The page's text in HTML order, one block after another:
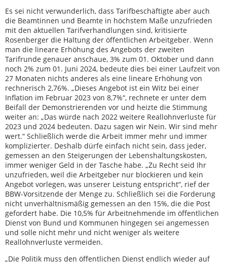
Es sei nicht verwunderlich, dass Tarifbeschäftigte aber auch
die Beamtinnen und Beamte in höchstem Maße unzufrieden
mit den aktuellen Tarifverhandlungen sind, kritisierte
Rosenberger die Haltung der öffentlichen Arbeitgeber. Wenn
man die lineare Erhöhung des Angebots der zweiten
Tarifrunde genauer anschaue, 3% zum 01. Oktober und dann
noch 2% zum 01. Juni 2024, bedeute dies bei einer Laufzeit von
27 Monaten nichts anderes als eine lineare Erhöhung von
rechnerisch 2,76%. „Dieses Angebot ist ein Witz bei einer
Inflation im Februar 2023 von 8,7%“, rechnete er unter dem
Beifall der Demonstrierenden vor und heizte die Stimmung
weiter an: „Das würde nach 2022 weitere Reallohnverluste für
2023 und 2024 bedeuten. Dazu sagen wir Nein. Wir sind mehr
wert.“ Schließlich werde die Arbeit immer mehr und immer
komplizierter. Deshalb dürfe einfach nicht sein, dass jeder,
gemessen an den Steigerungen der Lebenshaltungskosten,
immer weniger Geld in der Tasche habe. „Zu Recht seid Ihr
unzufrieden, weil die Arbeitgeber nur blockieren und kein
Angebot vorlegen, was unserer Leistung entspricht“, rief der
BBW-Vorsitzende der Menge zu. Schließlich sei die Forderung
nicht unverhältnismäßig gemessen an den 15%, die die Post
gefordert habe. Die 10,5% für Arbeitnehmende im öffentlichen
Dienst von Bund und Kommunen hingegen sei angemessen
und solle nicht mehr und nicht weniger als weitere
Reallohnverluste vermeiden.
„Die Politik muss den öffentlichen Dienst endlich wieder auf